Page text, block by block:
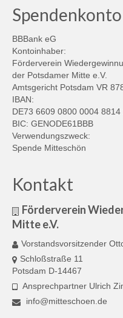
Spendenkonto
BBBank eG
Kontoinhaber:
Förderverein
der Potsdamer Mitte e.V.
Amtsgericht Potsdam VR
IBAN:
DE73 6609 0800 0004 8814
BIC: GENODE61BBB
Verwendungszweck:
Spende Mitteschön
Kontakt
Förderverein
Mitte e.V.
Vorstandsvorsitzender
Schloßstraße 11
Potsdam D-14467
Ansprechpartner Ulrich
info@mitteschoen.de